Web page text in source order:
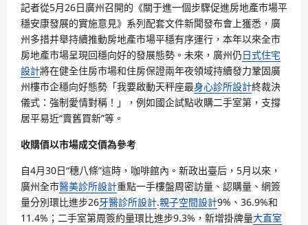
記者從5月26日廣州召開的《關于進一個步驟促進房地產市場平
穩安康發展的實施意見》系列配套文件新聞發布會上獲悉，廣
州多措并舉持續推動房地產市場平穩有序運行，本年以來全市
房地產市場呈現回穩向好的發展態勢。未來，廣州仍日式住宅
設計將在健全住房市場和住房保證兩年夜領域持續發力鞏固廣
州樓市企穩向好態勢「我要啟動天秤座最身心診所設計終裁決
儀式：強制愛情對稱！」，例如國企試點收購二手室第，支撐
居平易近“賣舊買新”等。
收購價以市場成交價為參考
自4月30日“穗八條”這時，咖啡館內。新政出臺后，5月以來，
廣州全市醫美診所設計重點一手樓盤周密訪量、認購量、網簽
量分別環比進步26牙醫診所設計.親子空間設計9%、36.9%和
11.4%；二手室第周簽約量環比進步9.3%，新增掛牌量大直室